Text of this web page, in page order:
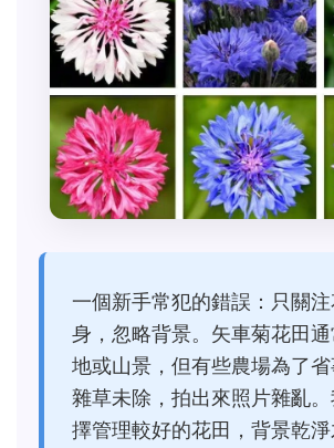
一個新手常犯的錯誤：只關
身，忽略背景。矢車菊花田
地或山景，但有些農場為了
雜草未除，拍出來照片雜亂
擇管理較好的花田，背景乾